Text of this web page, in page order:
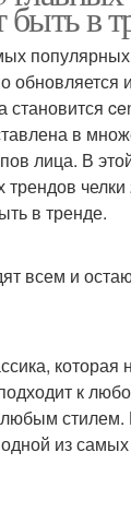
в
обновляется
становится
в
лица. В
челки
в тренде.
всем и
которая
к
стилем.
из